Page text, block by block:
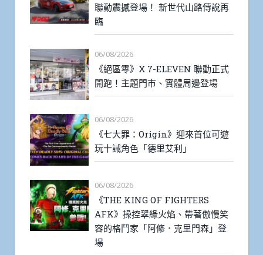
聯動震撼登場！ 新世代山路傳說再
臨
06/08/2026
《絕區零》X 7-ELEVEN 聯動正式
開跑！主題門市、實體周邊登場
06/08/2026
《七大罪：Origin》迎來首位可遊
玩十誡角色「德里艾利」
06/08/2026
《THE KING OF FIGHTERS
AFK》操控翠綠火焰、帶著傲慢笑
容的格鬥家「阿修．克里門森」登
場